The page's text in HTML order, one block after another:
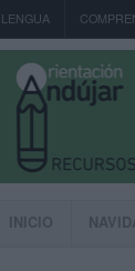
LENGUA
INICIO